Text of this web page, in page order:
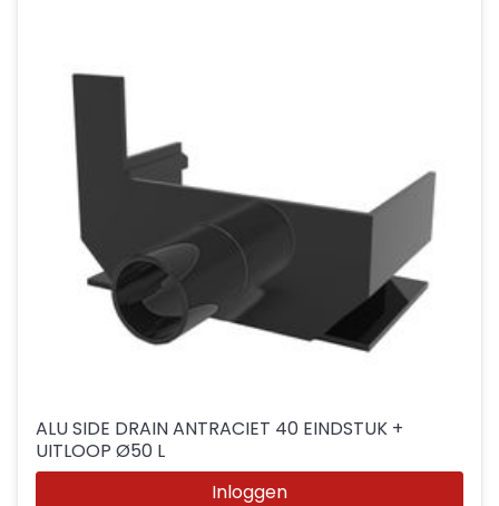
ALU SIDE DRAIN ANTRACIET 40 EINDSTUK +
UITLOOP Ø50 L
Inloggen